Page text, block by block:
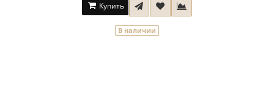
Купить
В наличии